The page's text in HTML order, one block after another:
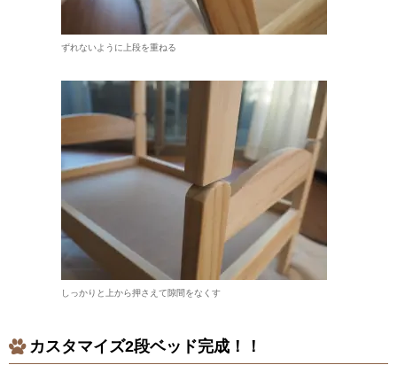
ずれないように上段を重ねる
しっかりと上から押さえて隙間をなくす
カスタマイズ2段ベッド完成！！